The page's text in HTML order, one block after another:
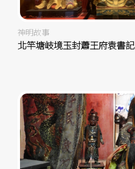
神明故事
北竿塘岐境玉封蕭王府袁書記